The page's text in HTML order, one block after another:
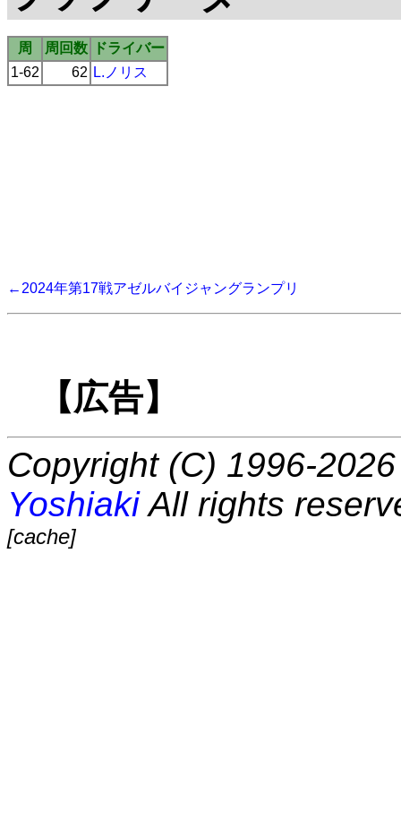
周 周回数
ドライバー
1-62
62 L.ノリス
←2024年第17戦アゼルバイジャングランプリ
【広告】
Copyright (C) 1996-
YoshiakiAll rights
[cache]